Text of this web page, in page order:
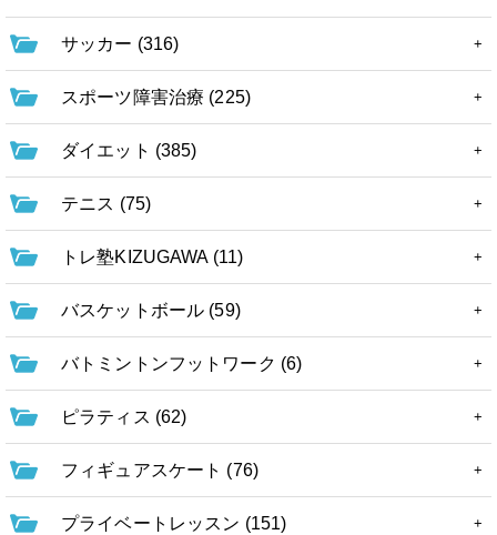
サッカー (316)
スポーツ障害治療 (225)
ダイエット (385)
テニス (75)
トレ塾KIZUGAWA (11)
バスケットボール (59)
バトミントンフットワーク (6)
ピラティス (62)
フィギュアスケート (76)
プライベートレッスン (151)